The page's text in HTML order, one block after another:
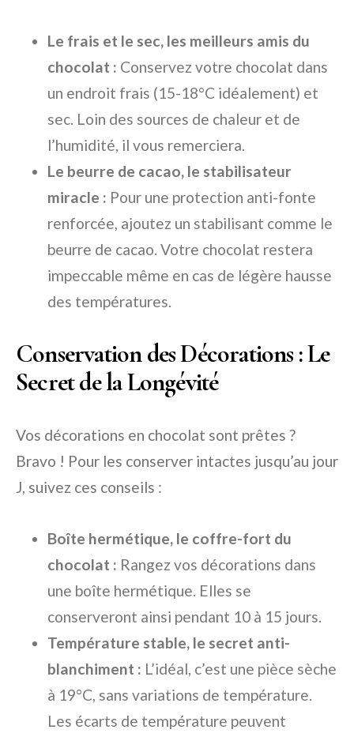
Le frais et le sec, les meilleurs amis du
chocolat : Conservez votre chocolat dans
un endroit frais (15-18°C idéalement) et
sec. Loin des sources de chaleur et de
l’humidité, il vous remerciera.
Le beurre de cacao, le stabilisateur
miracle : Pour une protection anti-fonte
renforcée, ajoutez un stabilisant comme le
beurre de cacao. Votre chocolat restera
impeccable même en cas de légère hausse
des températures.
Conservation des Décorations : Le
Secret de la Longévité
Vos décorations en chocolat sont prêtes ?
Bravo ! Pour les conserver intactes jusqu’au jour
J, suivez ces conseils :
Boîte hermétique, le coffre-fort du
chocolat : Rangez vos décorations dans
une boîte hermétique. Elles se
conserveront ainsi pendant 10 à 15 jours.
Température stable, le secret anti-
blanchiment : L’idéal, c’est une pièce sèche
à 19°C, sans variations de température.
Les écarts de température peuvent